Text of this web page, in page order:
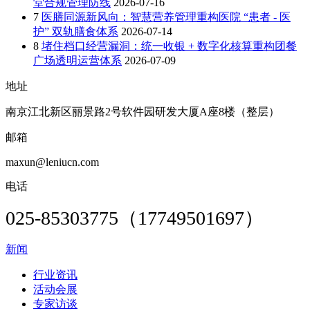
7 医膳同源新风向：智慧营养管理重构医院 “患者 - 医
护” 双轨膳食体系 2026-07-14
8 堵住档口经营漏洞：统一收银 + 数字化核算重构团餐
广场透明运营体系 2026-07-09
地址
南京江北新区丽景路2号软件园研发大厦A座8楼（整层）
邮箱
maxun@leniucn.com
电话
025-85303775（17749501697）
新闻
行业资讯
活动会展
专家访谈